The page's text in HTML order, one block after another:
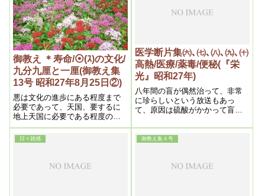
るのです。そういった麻薬を、
麻薬でないと思っている迷信で
す。それを言うと、こっちの方
を迷信という。その位頭が悪い
のです
り、毒素が一時的留る器官です
御教え ＊寿命/⦿(ｽ)の文化/
九分九厘と一厘(御教え集
13号 昭和27年8月25日②)
悪は文化の進歩にある程度まで
必要であって、天国、要するに
地上天国に必要である程度の文
化を作る迄の必要であって、そ
れ以上はいけない。だから悪の
期限が来たという事も説いてあ
必要であったという事と、悪の
医学断片集㈥､㈦､㈧､㈨､㈩
高熱/医療/薬毒/便秘(『栄
光』昭和27年)
八年間の盲が偶然治って、非常
に珍らしいという放送もあっ
て、原因は硫酸がかかって盲目
て病気ではなく、そういう災害
的のものは放っておいても、年
いうのは、全く医学の未発達で
日々雑感 御教え集４号